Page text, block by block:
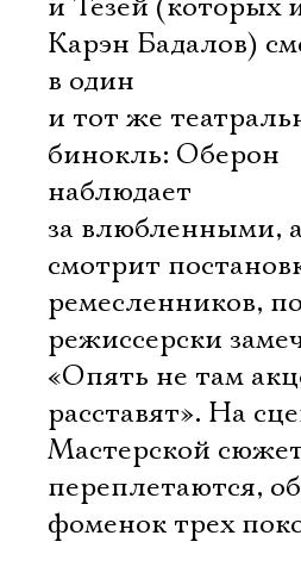
и Тезей (которых
Карэн Бадалов)
в один
и тот же
бинокль: Оберон
наблюдает
за влюбленными,
смотрит
ремесленников,
режиссерски
«Опять не там
расставят». На
Мастерской
переплетаются,
фоменок трех